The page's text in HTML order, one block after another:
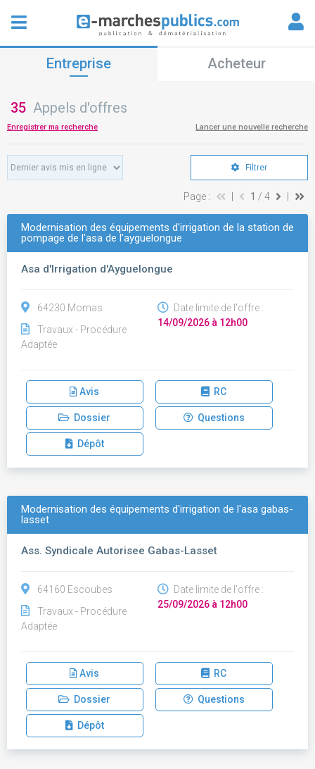
Entreprise Acheteur
35 Appels d'offres
Enregistrer ma recherche Lancer une nouvelle recherche
Filtrer
Page : 1 / 4
Modernisation des équipements d'irrigation de la station de
pompage de l'asa de l'ayguelongue
Asa d'Irrigation d'Ayguelongue
64230 Momas
Travaux - Procédure
Adaptée
Date limite de l'offre :
14/09/2026 à 12h00
Avis RC
Dossier Questions
Dépôt
Modernisation des équipements d'irrigation de l'asa gabas-
lasset
Ass. Syndicale Autorisee Gabas-Lasset
64160 Escoubes
Travaux - Procédure
Adaptée
Date limite de l'offre :
25/09/2026 à 12h00
Avis RC
Dossier Questions
Dépôt